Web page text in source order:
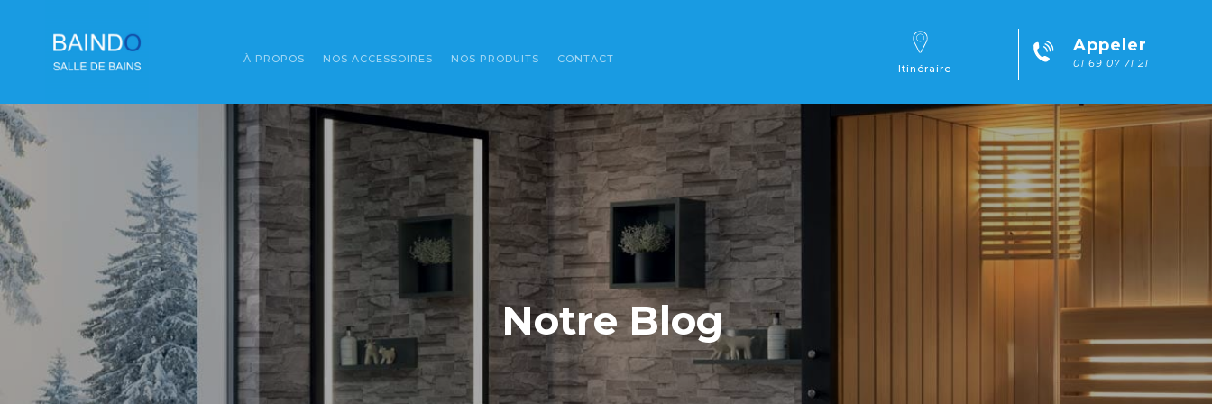
À PROPOS NOS ACCESSOIRES NOS PRODUITS CONTACT
Itinéraire
Appeler
01 69 07 71 21
Notre Blog